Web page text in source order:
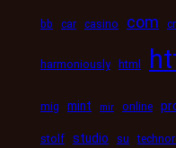
bb car casino com
harmoniously html
mig mint mir online
stolf studio su